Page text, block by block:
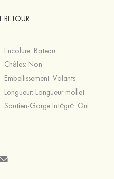
RETOUR
Encolure: Bateau
Châles: Non
Embellissement: Volants
Longueur: Longueur mollet
Soutien-Gorge Intégré: Oui